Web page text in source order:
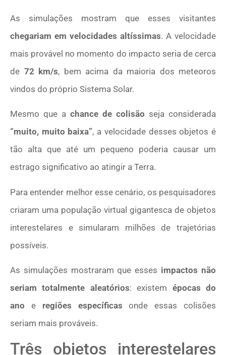
As simulações mostram que esses visitantes
chegariam em velocidades altíssimas. A velocidade
mais provável no momento do impacto seria de cerca
de 72 km/s, bem acima da maioria dos meteoros
vindos do próprio Sistema Solar.
Mesmo que a chance de colisão seja considerada
“muito, muito baixa”, a velocidade desses objetos é
tão alta que até um pequeno poderia causar um
estrago significativo ao atingir a Terra.
Para entender melhor esse cenário, os pesquisadores
criaram uma população virtual gigantesca de objetos
interestelares e simularam milhões de trajetórias
possíveis.
As simulações mostraram que esses impactos não
seriam totalmente aleatórios: existem épocas do
ano e regiões específicas onde essas colisões
seriam mais prováveis.
Três objetos interestelares